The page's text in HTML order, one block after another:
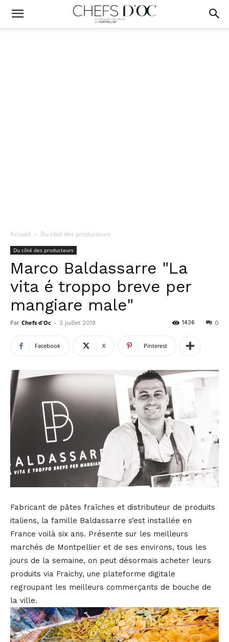
Accueil Du côté des producteurs
Du côté des producteurs
Marco Baldassarre "La
vita é troppo breve per
mangiare male"
Par Chefs d'Oc - 3 juillet 2019 0
1436
Facebook X Pinterest
Fabricant de pâtes fraîches et distributeur de produits
italiens, la famille Baldassarre s’est installée en
France voilà six ans. Présente sur les meilleurs
marchés de Montpellier et de ses environs, tous les
jours de la semaine, on peut désormais acheter leurs
produits via Fraichy, une plateforme digitale
regroupant les meilleurs commerçants de bouche de
la ville.